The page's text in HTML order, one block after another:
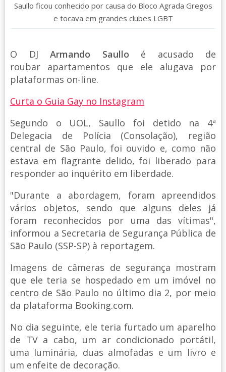
Saullo ficou conhecido por causa do Bloco Agrada Gregos
e tocava em grandes clubes LGBT
O DJ Armando Saullo é acusado de
roubar apartamentos que ele alugava por
plataformas on-line.
Curta o Guia Gay no Instagram
Segundo o UOL, Saullo foi detido na 4ª
Delegacia de Polícia (Consolação), região
central de São Paulo, foi ouvido e, como não
estava em flagrante delido, foi liberado para
responder ao inquérito em liberdade.
"Durante a abordagem, foram apreendidos
vários objetos, sendo que alguns deles já
foram reconhecidos por uma das vítimas",
informou a Secretaria de Segurança Pública de
São Paulo (SSP-SP) à reportagem.
Imagens de câmeras de segurança mostram
que ele teria se hospedado em um imóvel no
centro de São Paulo no último dia 2, por meio
da plataforma Booking.com.
No dia seguinte, ele teria furtado um aparelho
de TV a cabo, um ar condicionado portátil,
uma luminária, duas almofadas e um livro e
um enfeite de decoração.